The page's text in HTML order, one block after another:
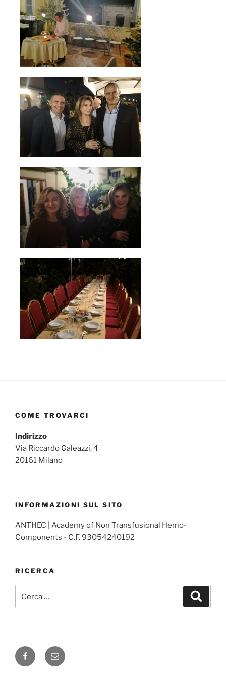
COME TROVARCI
Indirizzo
Via Riccardo Galeazzi, 4
20161 Milano
INFORMAZIONI SUL SITO
ANTHEC | Academy of Non Transfusional Hemo-
Components - C.F. 93054240192
RICERCA
FacebookEmail